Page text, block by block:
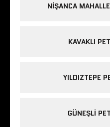
NIŞANCA
KAVAKLI
YILDIZTEPE
GÜNEŞLI